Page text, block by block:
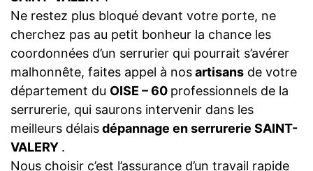
Ne restez plus bloqué devant votre porte, ne
cherchez pas au petit bonheur la chance les
coordonnées d’un serrurier qui pourrait s’avérer
malhonnête, faites appel à nosartisans de votre
département du OISE – 60 professionnels de la
serrurerie, qui saurons intervenir dans les
meilleurs délaisdépannage en serrurerie SAINT-
VALERY .
Nous choisir c’est l’assurance d’un travail rapide